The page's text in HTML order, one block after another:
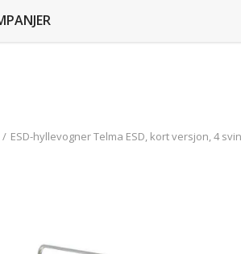
/ ESD-hyllevogner Telma ESD, kort versjon, 4